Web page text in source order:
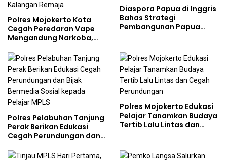
Polres Mojokerto Kota
Cegah Peredaran Vape
Mengandung Narkoba,
Kalangan Remaja
Diaspora Papua di Inggris
Bahas Strategi
Pembangunan Papua
Polres Pelabuhan Tanjung
Perak Berikan Edukasi
Cegah Perundungan dan
kepada Pelajar MPLS
Polres Mojokerto Edukasi
Pelajar Tanamkan Budaya
Tertib Lalu Lintas dan